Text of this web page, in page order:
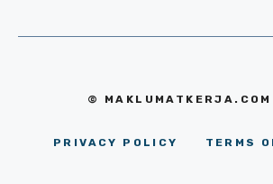
©
PRIVACY POLICY TERMS